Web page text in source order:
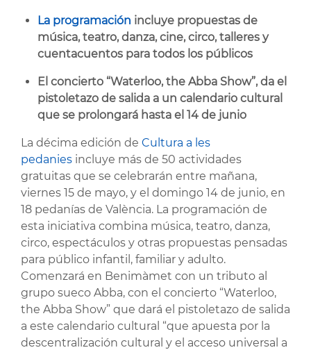
La programación incluye propuestas de
música, teatro, danza, cine, circo, talleres y
cuentacuentos para todos los públicos
El concierto “Waterloo, the Abba Show”, da el
pistoletazo de salida a un calendario cultural
que se prolongará hasta el 14 de junio
La décima edición de Cultura a les
pedanies incluye más de 50 actividades
gratuitas que se celebrarán entre mañana,
viernes 15 de mayo, y el domingo 14 de junio, en
18 pedanías de València. La programación de
esta iniciativa combina música, teatro, danza,
circo, espectáculos y otras propuestas pensadas
para público infantil, familiar y adulto.
Comenzará en Benimàmet con un tributo al
grupo sueco Abba, con el concierto “Waterloo,
the Abba Show” que dará el pistoletazo de salida
a este calendario cultural “que apuesta por la
descentralización cultural y el acceso universal a